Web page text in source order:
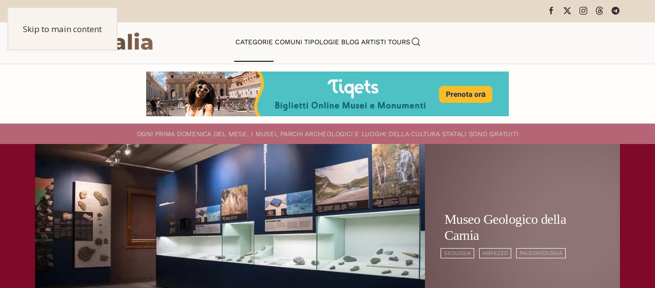
Skip to main content
CATEGORIE COMUNI TIPOLOGIE BLOG ARTISTI TOURS
OGNI PRIMA DOMENICA DEL MESE, I MUSEI, PARCHI ARCHEOLOGICI E LUOGHI DELLA CULTURA STATALI SONO GRATUITI
Museo Geologico della
Carnia
GEOLOGIA AMPEZZO PALEONTOLOGIA